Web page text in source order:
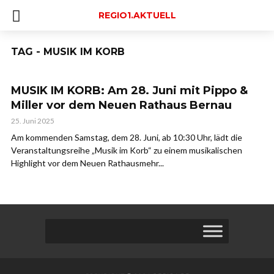
REGIO1.AKTUELL
TAG - MUSIK IM KORB
MUSIK IM KORB: Am 28. Juni mit Pippo &
Miller vor dem Neuen Rathaus Bernau
25. Juni 2025
Am kommenden Samstag, dem 28. Juni, ab 10:30 Uhr, lädt die
Veranstaltungsreihe „Musik im Korb“ zu einem musikalischen
Highlight vor dem Neuen Rathausmehr...